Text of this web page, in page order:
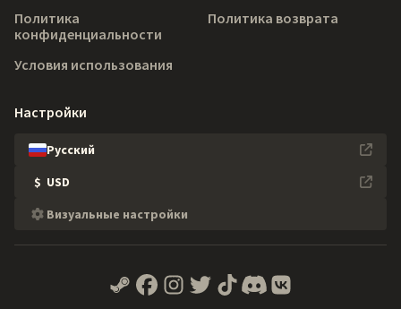
Политика
конфиденциальности
Политика возврата
Условия использования
Настройки
Русский
$ USD
Визуальные настройки